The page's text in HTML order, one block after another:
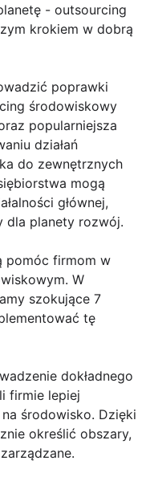
- outsourcing
krokiem w dobrą
poprawki
środowiskowy
popularniejsza
działań
do zewnętrznych
mogą
głównej,
dla planety rozwój.
pomóc firmom w
W
szokujące 7
tę
dokładnego
firmie lepiej
środowisko. Dzięki
określić obszary,